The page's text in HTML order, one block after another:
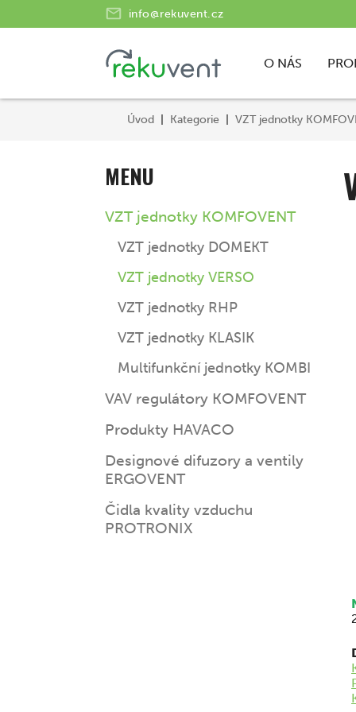
info@rekuvent.cz
O NÁS
Úvod Kategorie VZT jednotky
MENU
VZT jednotky KOMFOVENT
VZT jednotky DOMEKT
VZT jednotky VERSO
VZT jednotky RHP
VZT jednotky KLASIK
Multifunkční jednotky KOMBI
VAV regulátory KOMFOVENT
Produkty HAVACO
Designové difuzory a ventily
ERGOVENT
Čidla kvality vzduchu
PROTRONIX